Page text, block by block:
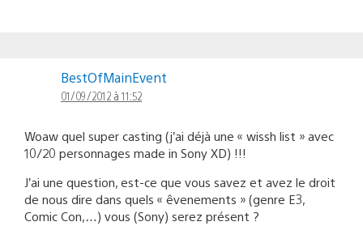
BestOfMainEvent
01/09/2012 à 11:52
Woaw quel super casting (j’ai déjà une « wissh list » avec
10/20 personnages made in Sony XD) !!!
J’ai une question, est-ce que vous savez et avez le droit
de nous dire dans quels « êvenements » (genre E3,
Comic Con,…) vous (Sony) serez présent ?